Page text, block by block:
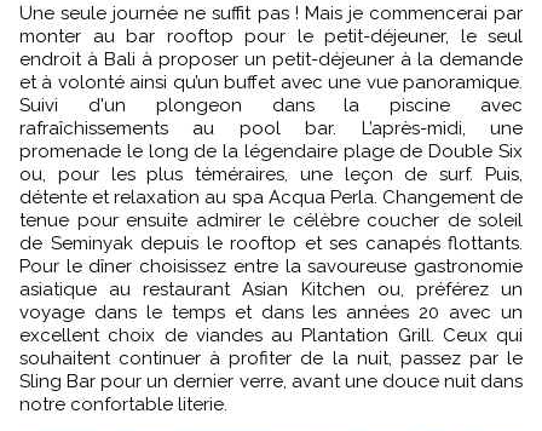
Une seule journée ne suffit pas ! Mais je commencerai par
monter au bar rooftop pour le petit-déjeuner, le seul
endroit à Bali à proposer un petit-déjeuner à la demande
et à volonté ainsi qu’un buffet avec une vue panoramique.
Suivi d'un plongeon dans la piscine avec
rafraîchissements au pool bar. L’après-midi, une
promenade le long de la légendaire plage de Double Six
ou, pour les plus téméraires, une leçon de surf. Puis,
détente et relaxation au spa Acqua Perla. Changement de
tenue pour ensuite admirer le célèbre coucher de soleil
de Seminyak depuis le rooftop et ses canapés flottants.
Pour le dîner choisissez entre la savoureuse gastronomie
asiatique au restaurant Asian Kitchen ou, préférez un
voyage dans le temps et dans les années 20 avec un
excellent choix de viandes au Plantation Grill. Ceux qui
souhaitent continuer à profiter de la nuit, passez par le
Sling Bar pour un dernier verre, avant une douce nuit dans
notre confortable literie.